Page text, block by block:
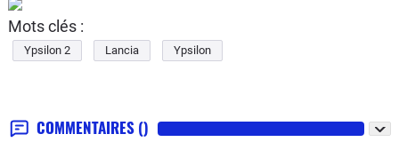
Mots clés :
Ypsilon 2 Lancia Ypsilon
COMMENTAIRES ()